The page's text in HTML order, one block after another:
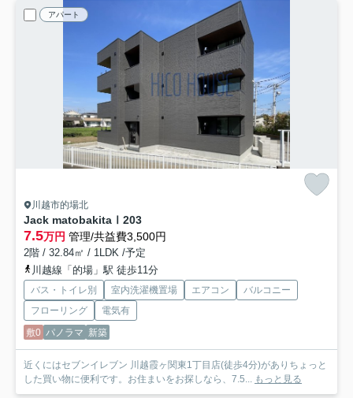
アパート
川越市的場北
Jack matobakitaⅠ 203
7.5万円 管理/共益費3,500円
2階 / 32.84㎡ / 1LDK /予定
川越線「的場」駅 徒歩11分
バス・トイレ別 室内洗濯機置場 エアコン
バルコニー
フローリング
電気有
敷0 パノラマ 新築
近くにはセブンイレブン 川越霞ヶ関東1丁目店(徒歩4分)がありちょっと
した買い物に便利です。お住まいをお探しなら、7.5... もっと見る